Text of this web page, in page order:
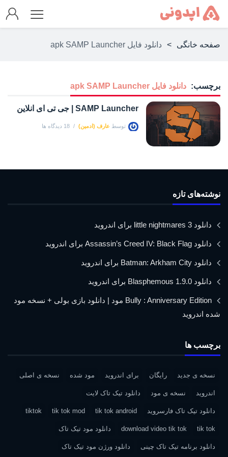
صفحه خانگی > دانلود فایل apk SAMP Launcher
برچسب: دانلود فایل apk SAMP Launcher
SAMP Launcher | جی تی ای انلاین
توسط عارف (ادمین) 18 دیدگاه ها
نوشته‌های تازه
دانلود little nightmares 3 برای اندروید
دانلود Assassin’s Creed IV: Black Flag برای اندروید
دانلود Batman: Arkham City برای اندروید
دانلود Blasphemous 1.9.0 برای اندروید
Bully : Anniversary Edition مود | دانلود بازی بولی + نسخه مود
شده اندروید
برچسب ها
نسخه ی جدید رایگان برای اندروید مود شده نسخه ی اصلی
اندروید نسخه ی مود دانلود تیک تاک لایت
دانلود تیک تاک فارسروید tik tok android
tik tok mod
tiktok
tik tok
download video tik tok دانلود مود تیک تاک
دانلود برنامه تیک تاک چینی دانلود ورژن مود تیک تاک